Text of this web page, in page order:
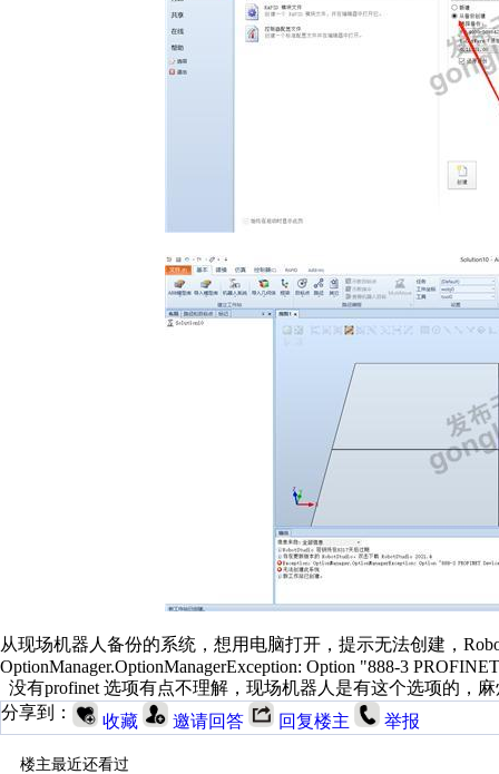
从现场机器人备份的系统，想用电脑打开，提示无法创建，
OptionManager.OptionManagerException: Option "888-3
没有profinet 选项有点不理解，现场机器人是有这个选项的，
分享到：
收藏 邀请回答 回复楼主 举报
楼主最近还看过